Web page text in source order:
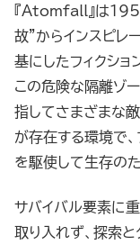
『Atomfall』は
故”からインスピレ
基にしたフィクショ
この危険な隔離ゾ
指してさまざまな
が存在する環境で、
を駆使して生存の
サバイバル要素に
取り入れず、探索と